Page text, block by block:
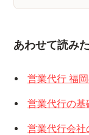
あわせて読み
営業代行 福
営業代行の基
営業代行会